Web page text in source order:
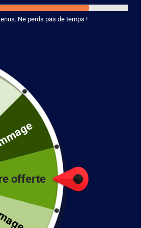
Ajouter au panier
Ne perds pas de temps !
offerte